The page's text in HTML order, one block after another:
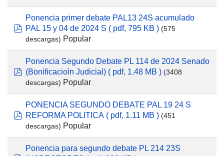
pdf
Ponencia primer debate PAL13 24S acumulado
PAL 15 y 04 de 2024 S ( pdf, 795 KB ) (575
descargas) Popular
pdf
Ponencia Segundo Debate PL 114 de 2024 Senado
(Bonificacioìn Judicial) ( pdf, 1.48 MB ) (3408
descargas) Popular
pdf
PONENCIA SEGUNDO DEBATE PAL 19 24 S
REFORMA POLITICA ( pdf, 1.11 MB ) (451
descargas) Popular
Ponencia para segundo debate PL 214 23S